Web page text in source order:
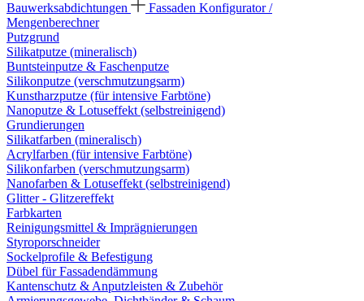
Bauwerksabdichtungen
Fassaden Konfigurator /
Mengenberechner
Putzgrund
Silikatputze (mineralisch)
Buntsteinputze & Faschenputze
Silikonputze (verschmutzungsarm)
Kunstharzputze (für intensive Farbtöne)
Nanoputze & Lotuseffekt (selbstreinigend)
Grundierungen
Silikatfarben (mineralisch)
Acrylfarben (für intensive Farbtöne)
Silikonfarben (verschmutzungsarm)
Nanofarben & Lotuseffekt (selbstreinigend)
Glitter - Glitzereffekt
Farbkarten
Reinigungsmittel & Imprägnierungen
Styroporschneider
Sockelprofile & Befestigung
Dübel für Fassadendämmung
Kantenschutz & Anputzleisten & Zubehör